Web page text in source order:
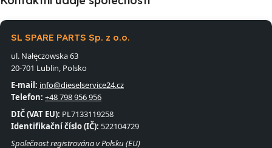
SL SPARE PARTS Sp. z o.o.
ul. Nałęczowska 63
20-701 Lublin, Polsko
E-mail: info@dieselservice24.cz
Telefon: +48 798 956 956
DIČ (VAT EU): PL7133119258
Identifikační číslo (IČ): 522104729
Společnost registrována v Polsku (EU)